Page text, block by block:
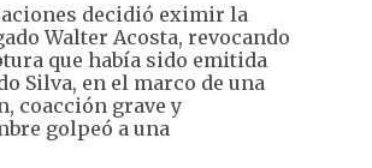
decidió eximir la
Walter Acosta, revocando
que había sido emitida
Silva, en el marco de una
coacción grave y
golpeó a una